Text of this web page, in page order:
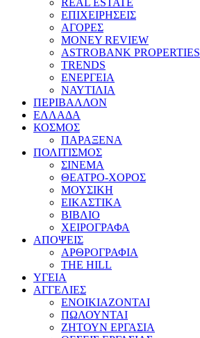
REAL ESTATE
ΕΠΙΧΕΙΡΗΣΕΙΣ
ΑΓΟΡΕΣ
MONEY REVIEW
ASTROBANK PROPERTIES
TRENDS
ΕΝΕΡΓΕΙΑ
ΝΑΥΤΙΛΙΑ
ΠΕΡΙΒΑΛΛΟΝ
ΕΛΛΑΔΑ
ΚΟΣΜΟΣ
ΠΑΡΑΞΕΝΑ
ΠΟΛΙΤΙΣΜΟΣ
ΣΙΝΕΜΑ
ΘΕΑΤΡΟ-ΧΟΡΟΣ
ΜΟΥΣΙΚΗ
ΕΙΚΑΣΤΙΚΑ
ΒΙΒΛΙΟ
ΧΕΙΡΟΓΡΑΦΑ
ΑΠΟΨΕΙΣ
ΑΡΘΡΟΓΡΑΦΙΑ
THE HILL
ΥΓΕΙΑ
ΑΓΓΕΛΙΕΣ
ΕΝΟΙΚΙΑΖΟΝΤΑΙ
ΠΩΛΟΥΝΤΑΙ
ΖΗΤΟΥΝ ΕΡΓΑΣΙΑ